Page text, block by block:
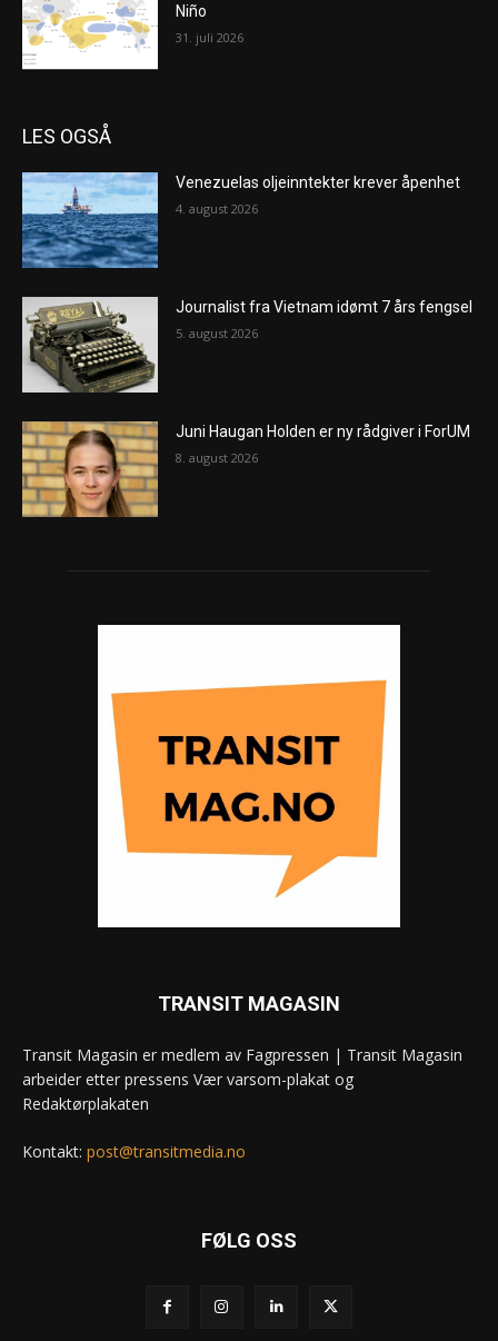
Niño
31. juli 2026
LES OGSÅ
Venezuelas oljeinntekter krever åpenhet
4. august 2026
Journalist fra Vietnam idømt 7 års fengsel
5. august 2026
Juni Haugan Holden er ny rådgiver i ForUM
8. august 2026
TRANSIT MAGASIN
Transit Magasin er medlem av Fagpressen | Transit Magasin
arbeider etter pressens Vær varsom-plakat og
Redaktørplakaten
Kontakt: post@transitmedia.no
FØLG OSS